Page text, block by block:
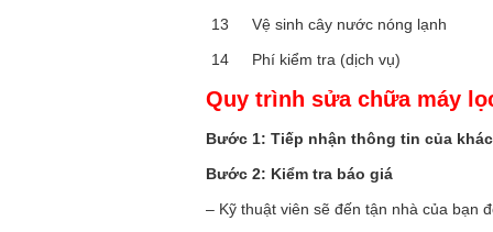
13
Vệ sinh cây nước nóng lạnh
14
Phí kiểm tra (dịch vụ)
Quy trình sửa chữa máy
Bước 1: Tiếp nhận thông tin của
Bước 2: Kiểm tra báo giá
– Kỹ thuật viên sẽ đến tận nhà của bạn